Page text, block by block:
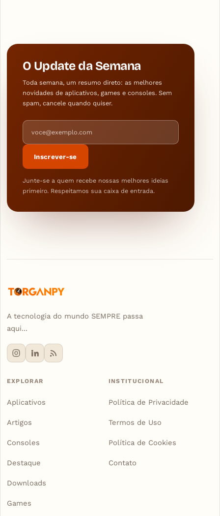
O Update da Semana
Toda semana, um resumo direto: as melhores
novidades de aplicativos, games e consoles. Sem
spam, cancele quando quiser.
Endereço de e-mail
Inscrever-se
Junte-se a quem recebe nossas melhores ideias
primeiro. Respeitamos sua caixa de entrada.
A tecnologia do mundo SEMPRE passa
aqui...
EXPLORAR
Aplicativos
Artigos
Consoles
Destaque
Downloads
Games
INSTITUCIONAL
Política de Privacidade
Termos de Uso
Política de Cookies
Contato